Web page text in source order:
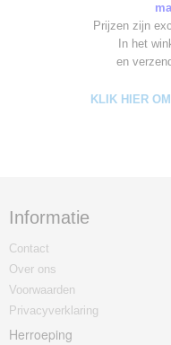
Prijzen zijn
In het
en
KLIK HIER
Informatie
Contact
Over ons
Voorwaarden
Privacyverklaring
Herroeping